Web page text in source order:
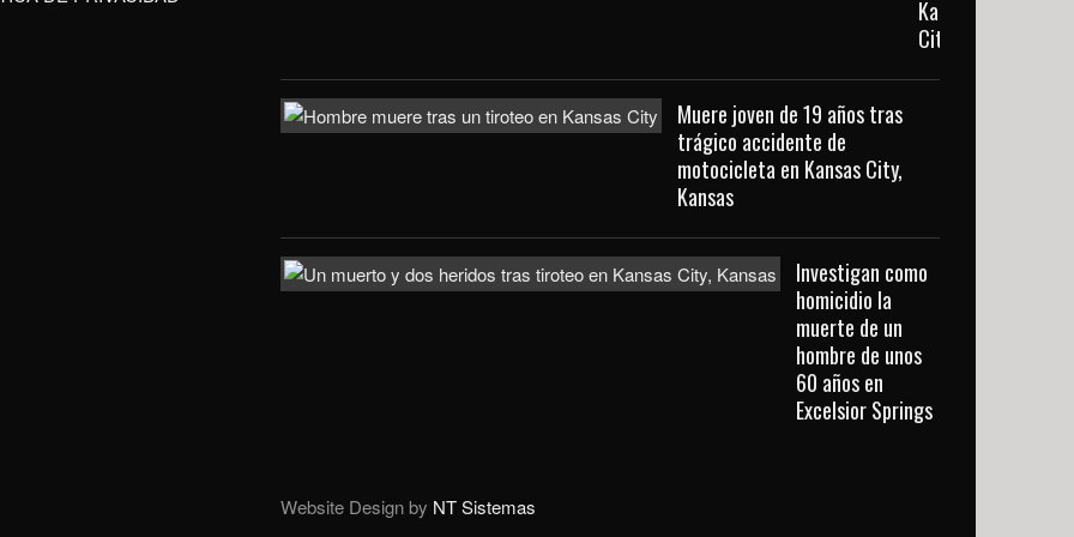
Kansas
City
Muere joven de 19 años tras
trágico accidente de
motocicleta en Kansas City,
Kansas
Investigan como
homicidio la
muerte de un
hombre de unos
60 años en
Excelsior Springs
Website Design by NT Sistemas